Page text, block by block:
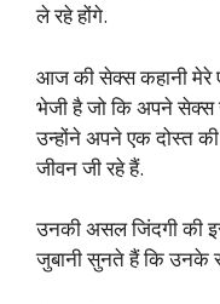
ले रहे होंगे.
आज की सेक्स कहानी मेरे
भेजी है जो कि अपने सेक्स
उन्होंने अपने एक दोस्त
जीवन जी रहे हैं.
उनकी असल जिंदगी की
जुबानी सुनते हैं कि उनके